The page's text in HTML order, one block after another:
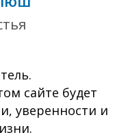
сайте будет
уверенности и